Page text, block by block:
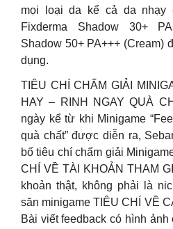
mọi loại da kể cả da nhạy
Fixderma Shadow 30+
Shadow 50+ PA+++ (Cream)
dụng.
TIÊU CHÍ CHẤM GIẢI
HAY – RINH NGAY QUÀ
ngày kể từ khi Minigame
quà chất” được diễn ra,
bố tiêu chí chấm giải
CHÍ VỀ TÀI KHOẢN THAM
khoản thật, không phải là
săn minigame TIÊU CHÍ VỀ
Bài viết feedback có hình